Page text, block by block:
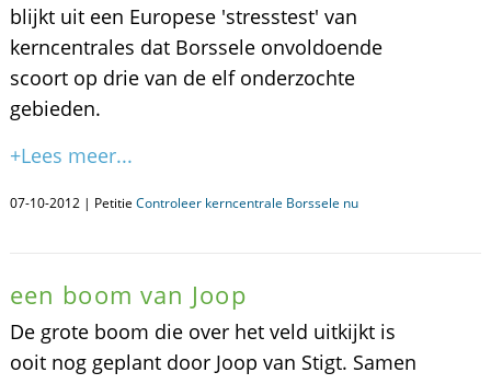
blijkt uit een Europese 'stresstest' van
kerncentrales dat Borssele onvoldoende
scoort op drie van de elf onderzochte
gebieden.
+Lees meer...
07-10-2012 | Petitie Controleer kerncentrale Borssele nu
een boom van Joop
De grote boom die over het veld uitkijkt is
ooit nog geplant door Joop van Stigt. Samen